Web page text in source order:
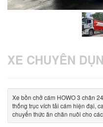
XE CHUYÊN
Xe bồn chở cám HOWO 3 chân
thống trục vích tải cám hiện đại,
chuyển thức ăn chăn nuôi cho